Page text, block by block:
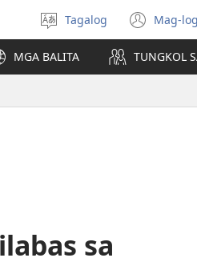
Pumili
ng
wika
Tagalog Mag-(may
na
MGA BALITA TUNGKOL
sa